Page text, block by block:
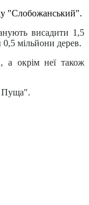
"Слобожанський".
висадити 1,5
мільйони дерев.
а окрім неї також
Пуща".